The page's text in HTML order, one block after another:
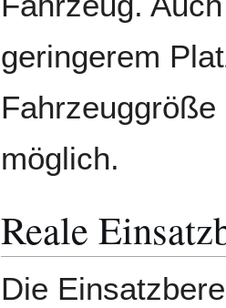
geringerem
möglich.
Reale
Die